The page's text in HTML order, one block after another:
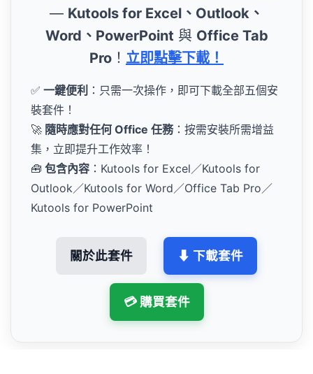
— Kutools for Excel、Outlook、
Word、PowerPoint 與 Office Tab
Pro ！ 立即點擊下載！
✅ 一鍵便利 ：只需一次操作，即可下載全部五個安
裝套件！
🚀 隨時應對任何 Office 任務：按需安裝所需增益
集，立即提升工作效率！
🧰 包含內容 ：Kutools for Excel／Kutools for
Outlook／Kutools for Word／Office Tab Pro／
Kutools for PowerPoint
關於此套件 ⬇ 下載套件
💳 購買套件